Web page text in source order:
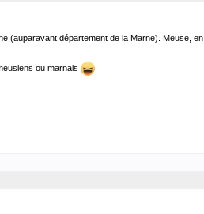
(auparavant département de la Marne). Meuse, en
ou marnais